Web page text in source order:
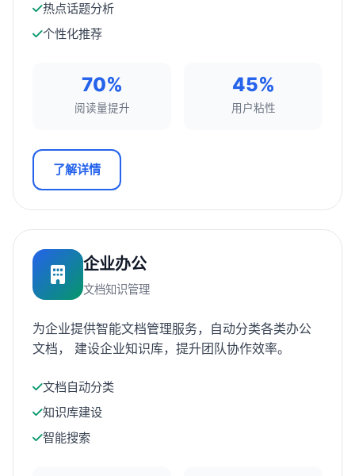
热点话题分析
个性化推荐
70%
阅读量提升
45%
用户粘性
了解详情
企业办公
文档知识管理
为企业提供智能文档管理服务，自动分类各类办公
文档， 建设企业知识库，提升团队协作效率。
文档自动分类
知识库建设
智能搜索